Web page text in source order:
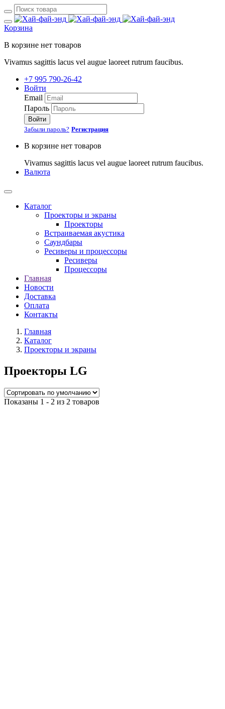
Корзина
В корзине нет товаров
Vivamus sagittis lacus vel augue laoreet rutrum faucibus.
+7 995 790-26-42
Войти
Email
Пароль
Войти
Забыли пароль? Регистрация
В корзине нет товаров
Vivamus sagittis lacus vel augue laoreet rutrum faucibus.
Валюта
Каталог
Проекторы и экраны
Проекторы
Встраиваемая акустика
Саундбары
Ресиверы и процессоры
Ресиверы
Процессоры
Главная
Новости
Доставка
Оплата
Контакты
Главная
Каталог
Проекторы и экраны
Проекторы LG
Показаны 1 - 2 из 2 товаров